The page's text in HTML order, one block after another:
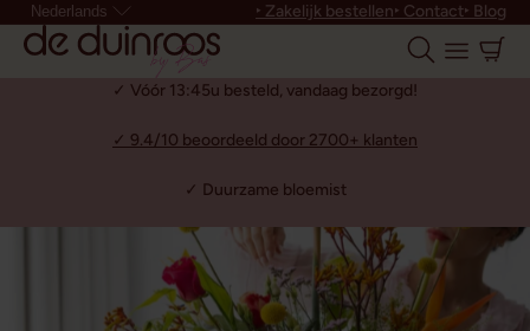
Nederlands ‣ Zakelijk bestellen‣ Contact‣ Blog
✓ Vóór 13:45u besteld, vandaag bezorgd!
✓ 9.4/10 beoordeeld door 2700+ klanten
✓ Duurzame bloemist